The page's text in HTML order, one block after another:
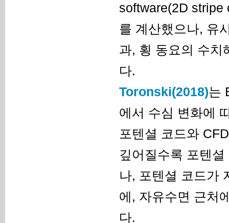
software(2D stripe
를 계산했으나, 유
과, 횡 동요의 수치
다.
Toronski(2018)는
에서 수심 변화에
포텐셜 코드와
깊어질수록 포텐
나, 포텐셜 코드가
에, 자유수면 근처
다.